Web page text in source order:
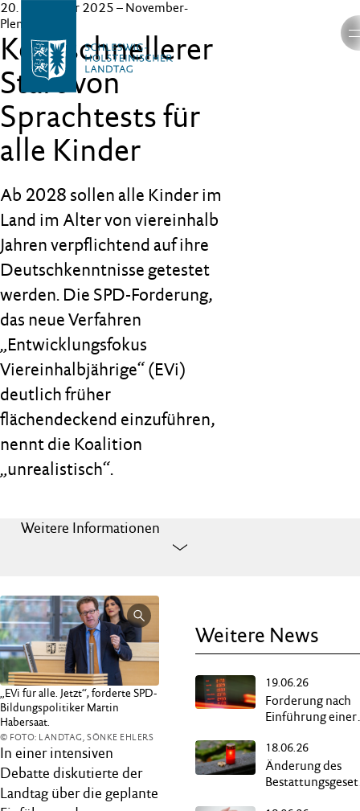
20. November 2025 – November-
Plenum
Kein schnellerer
Start von
Sprachtests für
alle Kinder
Ab 2028 sollen alle Kinder im
Land im Alter von viereinhalb
Jahren verpflichtend auf ihre
Deutschkenntnisse getestet
werden. Die SPD-Forderung,
das neue Verfahren
„Entwicklungsfokus
Viereinhalbjährige“ (EVi)
deutlich früher
flächendeckend einzuführen,
nennt die Koalition
„unrealistisch“.
Weitere Informationen
„EVi für alle. Jetzt“, forderte SPD-
Bildungspolitiker Martin
Habersaat.
© FOTO: LANDTAG, SÖNKE EHLERS
In einer intensiven
Debatte diskutierte der
Landtag über die geplante
Weitere News
19.06.26
Forderung nach
Einführung einer
18.06.26
Änderung des